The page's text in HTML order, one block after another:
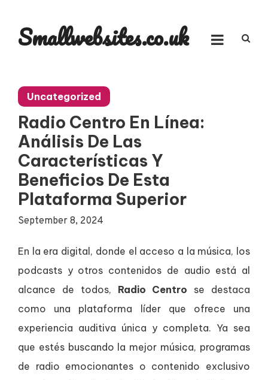
contentSmallwebsites.co.uk
Uncategorized
Radio Centro En Línea:
Análisis De Las
Características Y
Beneficios De Esta
Plataforma Superior
September 8, 2024
En la era digital, donde el acceso a la música, los
podcasts y otros contenidos de audio está al
alcance de todos, Radio Centro se destaca
como una plataforma líder que ofrece una
experiencia auditiva única y completa. Ya sea
que estés buscando la mejor música, programas
de radio emocionantes o contenido exclusivo